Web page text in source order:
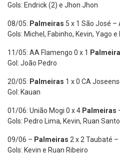
Gols: Endrick (2) e Jhon Jhon
08/05: Palmeiras 5 x 1 São José –
Gols: Michel, Fabinho, Kevin, Yago e
11/05: AA Flamengo 0 x 1
Gol: João Pedro
20/05: Palmeiras 1 x 0 CA
Gol: Kauan
01/06: União Mogi 0 x 4 Palmeiras
Gols: Pedro Lima, Kevin, Ruan
09/06 – Palmeiras 2 x 2 Taubaté
Gols: Kevin e Ruan Ribeiro